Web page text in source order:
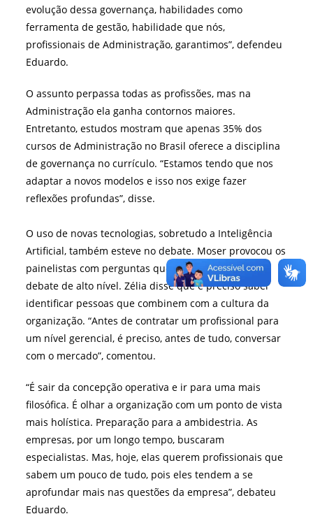
evolução dessa governança, habilidades como
ferramenta de gestão, habilidade que nós,
profissionais de Administração, garantimos”, defendeu
Eduardo.
O assunto perpassa todas as profissões, mas na
Administração ela ganha contornos maiores.
Entretanto, estudos mostram que apenas 35% dos
cursos de Administração no Brasil oferece a disciplina
de governança no currículo. “Estamos tendo que nos
adaptar a novos modelos e isso nos exige fazer
reflexões profundas”, disse.
O uso de novas tecnologias, sobretudo a Inteligência
Artificial, também esteve no debate. Moser provocou os
painelistas com perguntas que estimularam um
debate de alto nível. Zélia disse que é preciso saber
identificar pessoas que combinem com a cultura da
organização. “Antes de contratar um profissional para
um nível gerencial, é preciso, antes de tudo, conversar
com o mercado”, comentou.
“É sair da concepção operativa e ir para uma mais
filosófica. É olhar a organização com um ponto de vista
mais holística. Preparação para a ambidestria. As
empresas, por um longo tempo, buscaram
especialistas. Mas, hoje, elas querem profissionais que
sabem um pouco de tudo, pois eles tendem a se
aprofundar mais nas questões da empresa”, debateu
Eduardo.